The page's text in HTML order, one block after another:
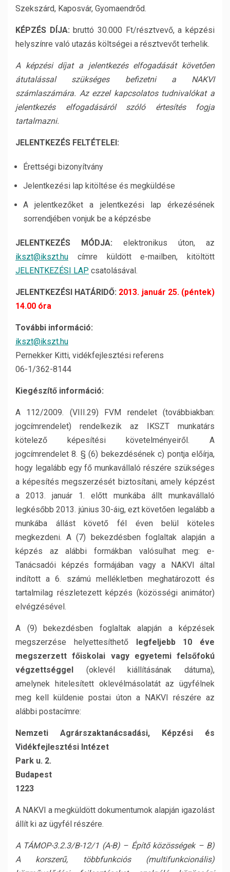
Szekszárd, Kaposvár, Gyomaendrőd.
KÉPZÉS DÍJA:bruttó 30.000 Ft/résztvevő, a képzési
helyszínre való utazás költségei a résztvevőt terhelik.
A képzési díjat a jelentkezés elfogadását követően
átutalással szükséges befizetni a NAKVI
számlaszámára. Az ezzel kapcsolatos tudnivalókat a
jelentkezés elfogadásáról szóló értesítés fogja
tartalmazni.
JELENTKEZÉS FELTÉTELEI:
Érettségi bizonyítvány
Jelentkezési lap kitöltése és megküldése
A jelentkezőket a jelentkezési lap érkezésének
sorrendjében vonjuk be a képzésbe
JELENTKEZÉS MÓDJA: elektronikus úton, az
ikszt@ikszt.hu címre küldött e-mailben, kitöltött
JELENTKEZÉSI LAP csatolásával.
JELENTKEZÉSI HATÁRIDŐ: 2013. január 25. (péntek)
14.00 óra
További információ:
ikszt@ikszt.hu
Pernekker Kitti, vidékfejlesztési referens
06-1/362-8144
Kiegészítő információ:
A 112/2009. (VIII.29) FVM rendelet (továbbiakban:
jogcímrendelet) rendelkezik az IKSZT munkatárs
kötelező képesítési követelményeiről. A
jogcímrendelet 8. § (6) bekezdésének c) pontja előírja,
hogy legalább egy fő munkavállaló részére szükséges
a képesítés megszerzését biztosítani, amely képzést
a 2013. január 1. előtt munkába állt munkavállaló
legkésőbb 2013. június 30-áig, ezt követően legalább a
munkába állást követő fél éven belül köteles
megkezdeni. A (7) bekezdésben foglaltak alapján a
képzés az alábbi formákban valósulhat meg: e-
Tanácsadói képzés formájában vagy a NAKVI által
indított a 6. számú mellékletben meghatározott és
tartalmilag részletezett képzés (közösségi animátor)
elvégzésével.
A (9) bekezdésben foglaltak alapján a képzések
megszerzése helyettesíthető legfeljebb 10 éve
megszerzett főiskolai vagy egyetemi felsőfokú
végzettséggel (oklevél kiállításának dátuma),
amelynek hitelesített oklevélmásolatát az ügyfélnek
meg kell küldenie postai úton a NAKVI részére az
alábbi postacímre:
Nemzeti Agrárszaktanácsadási, Képzési és
Vidékfejlesztési Intézet
Park u. 2.
Budapest
1223
A NAKVI a megküldött dokumentumok alapján igazolást
állít ki az ügyfél részére.
A TÁMOP-3.2.3/B-12/1 (A-B) – Építő közösségek – B)
A korszerű, többfunkciós (multifunkcionális)